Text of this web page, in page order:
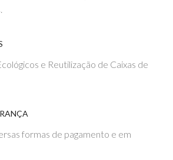
e Reutilização de Caixas de
formas de pagamento e em